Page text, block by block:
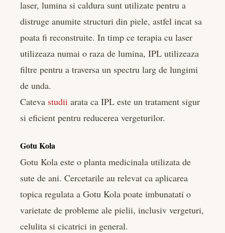
laser, lumina si caldura sunt utilizate pentru a
distruge anumite structuri din piele, astfel incat sa
poata fi reconstruite. In timp ce terapia cu laser
utilizeaza numai o raza de lumina, IPL utilizeaza
filtre pentru a traversa un spectru larg de lungimi
de unda.
Cateva studii arata ca IPL este un tratament sigur
si eficient pentru reducerea vergeturilor.
Gotu Kola
Gotu Kola este o planta medicinala utilizata de
sute de ani. Cercetarile au relevat ca aplicarea
topica regulata a Gotu Kola poate imbunatati o
varietate de probleme ale pielii, inclusiv vergeturi,
celulita si cicatrici in general.